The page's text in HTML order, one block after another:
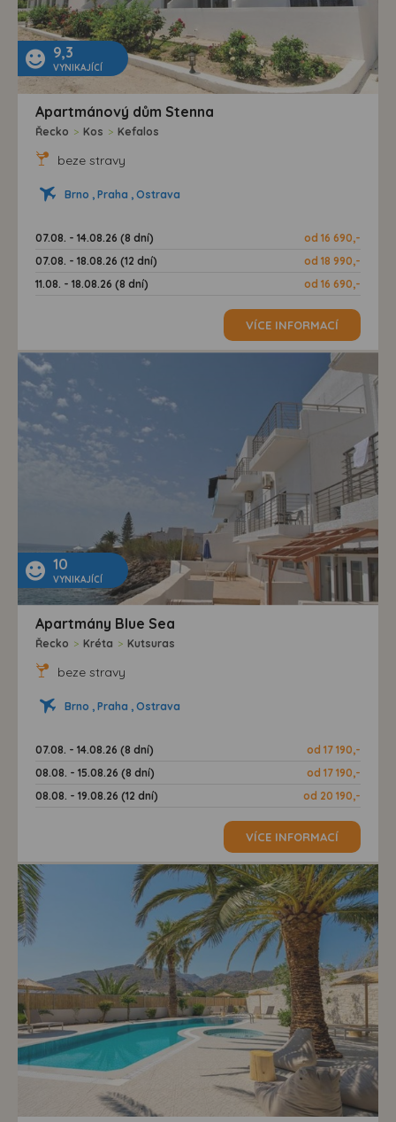
9,3
VYNIKAJÍCÍ
Apartmánový dům Stenna
Řecko > Kos > Kefalos
beze stravy
Brno , Praha , Ostrava
07.08. - 14.08.26 (8 dní)
od 16 690,-
07.08. - 18.08.26 (12 dní)
od 18 990,-
11.08. - 18.08.26 (8 dní)
od 16 690,-
VÍCE INFORMACÍ
10
VYNIKAJÍCÍ
Apartmány Blue Sea
Řecko > Kréta > Kutsuras
beze stravy
Brno , Praha , Ostrava
07.08. - 14.08.26 (8 dní)
od 17 190,-
08.08. - 15.08.26 (8 dní)
od 17 190,-
08.08. - 19.08.26 (12 dní)
od 20 190,-
VÍCE INFORMACÍ